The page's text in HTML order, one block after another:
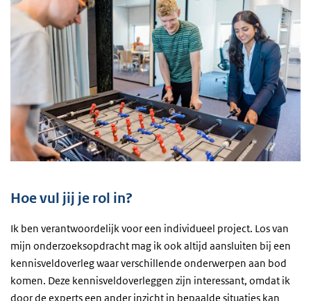
Hoe vul jij je rol in?
Ik ben verantwoordelijk voor een individueel project. Los van
mijn onderzoeksopdracht mag ik ook altijd aansluiten bij een
kennisveldoverleg waar verschillende onderwerpen aan bod
komen. Deze kennisveldoverleggen zijn interessant, omdat ik
door de experts een ander inzicht in bepaalde situaties kan